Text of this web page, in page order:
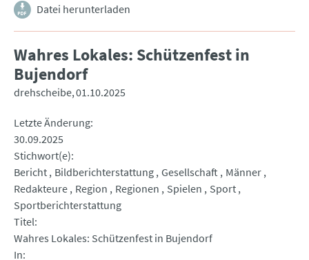
Datei herunterladen
Wahres Lokales: Schützenfest in
Bujendorf
drehscheibe 01.10.2025
Letzte Änderung
30.09.2025
Stichwort(e)
Bericht Bildberichterstattung Gesellschaft Männer
Redakteure Region Regionen Spielen
Sport
Sportberichterstattung
Titel
Wahres Lokales: Schützenfest in Bujendorf
In